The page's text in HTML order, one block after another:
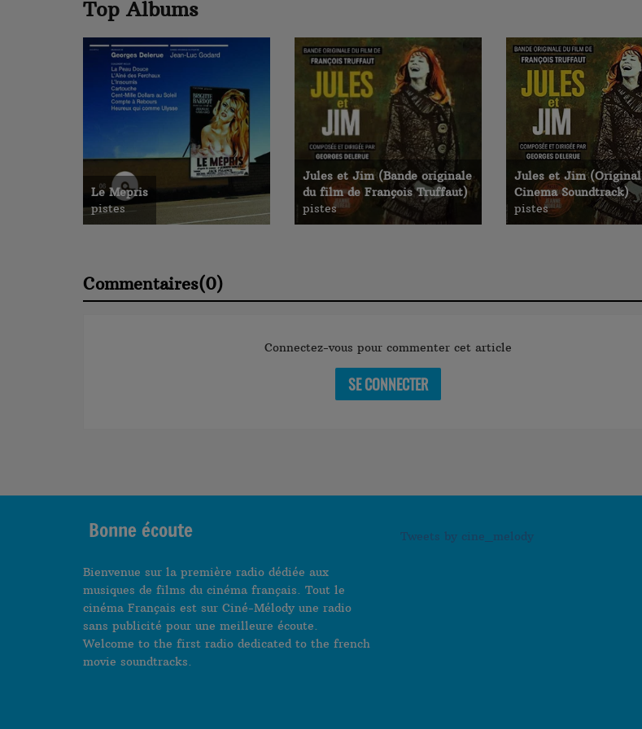
Top Albums
Le Mepris
pistes
Jules et Jim (Bande originale
du film de François Truffaut)
pistes
Jules et Jim (Original
Cinema Soundtrack)
pistes
Commentaires(0)
Connectez-vous pour commenter cet article
SE CONNECTER
Bonne écoute
Bienvenue sur la première radio dédiée aux
musiques de films du cinéma français. Tout le
cinéma Français est sur Ciné-Mélody une radio
sans publicité pour une meilleure écoute.
Welcome to the first radio dedicated to the french
movie soundtracks.
Tweets by cine_melody